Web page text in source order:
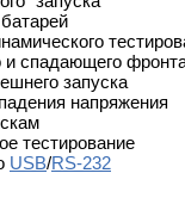
и спадающего
запуска
напряжения
тестирование
USB/RS-232